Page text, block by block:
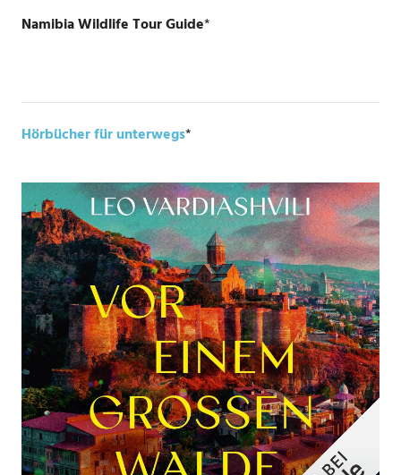
Namibia Wildlife Tour Guide*
Hörbücher für unterwegs*